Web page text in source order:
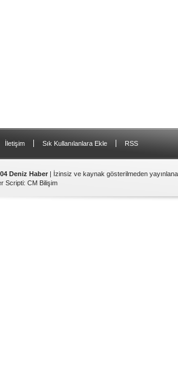
İletişim Sık Kullanılanlara Ekle RSS
Deniz Haber | İzinsiz ve kaynak gösterilmeden
Scripti: CM Bilişim